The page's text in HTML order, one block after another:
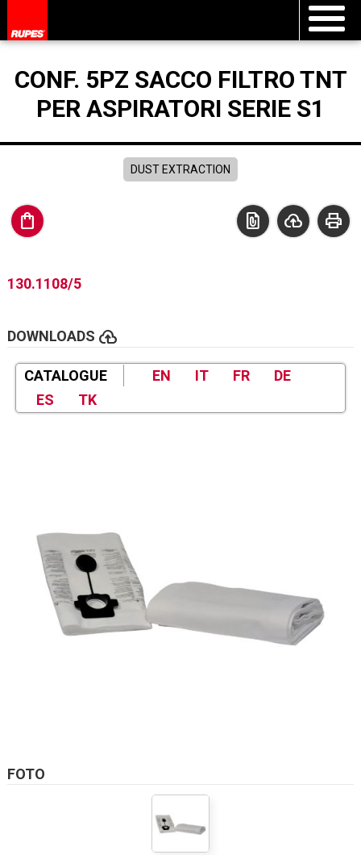
CONF. 5PZ SACCO FILTRO TNT
PER ASPIRATORI SERIE S1
DUST EXTRACTION
shopping_bag print
cloud_upload
file_present
130.1108/5
DOWNLOADS cloud_upload
CATALOGUE EN IT FR
DE
ES
TK
FOTO